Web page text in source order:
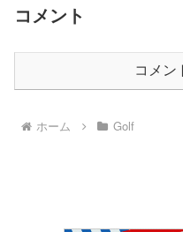
コメント
コメン
ホーム Golf